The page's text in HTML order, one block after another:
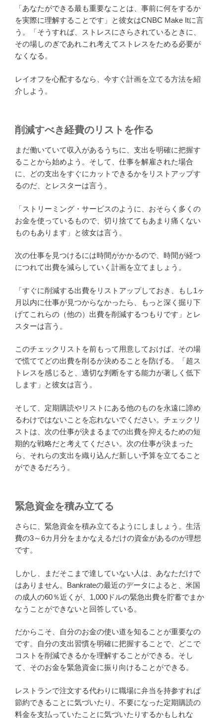
「あなたができる最も重要なことは、事前に何をするか
を実際に理解することです」と彼女はCNBC Make Itに言
う。「そうすれば、ストレスにさらされているときに、
その場しのぎであれこれ考えてストレスをためる必要が
なくなる。
レイオフを心配するなら、今すぐ計画を立てる方法を紹
介しよう。
削減すべき経費のリストを作る
まだ働いていて収入があるうちに、支出を明確に把握す
ることから始めよう。そして、仕事を解雇された場合
に、どの支出をすぐにカットできるかをリストアップす
るのだ、とレスターは言う。
「ストリーミング・サービスのように、おそらく多くの
お金を使っているもので、切り捨ててもあまり痛くない
ものもあります」と彼女は言う。
次の仕事を見つけるには時間がかかるので、時間が経つ
につれて出費を減らしていく計画を立てましょう。
「すぐに削減する出費をリストアップしておき、もし1ヶ
月以内に仕事が見つからなかったら、もっと深く掘り下
げてこれらの（他の）出費を削減するつもりです」とレ
スターは言う。
このチェックリストを前もって用意しておけば、その場
で慌ててどの出費を削るか決めることを防げる。「超ス
トレスを感じると、適切な判断をする能力が著しく低下
します」と彼女は言う。
そして、定期購読やリストにある他のものを永遠に諦め
るわけではないことを忘れないでください。チェックリ
ストは、次の仕事が決まるまでの出費を抑えるための短
期的な戦略だと考えてください。次の仕事が決まった
ら、それらの支出を織り込んだ新しい予算を立てること
ができるだろう。
緊急資金を積み立てる
さらに、緊急資金を積み立てるようにしましょう。生活
費の3～6カ月分をまかなえるだけの資金があるのが理想
です。
しかし、まだそこまで達していない人は、あなただけで
はありません。Bankrateの最近のデータによると、米国
の成人の60％近くが、1,000ドルの緊急出費を貯蓄でまか
なうことができないと回答している。
だからこそ、自分のお金の使い道を知ることが重要なの
です。自分の支出習慣を明確に把握することで、どこで
コストを削減できるかを理解することができる。そし
て、そのお金を緊急資金に振り向けることができる。
レストランで注文する代わりに職場に弁当を持参すれば
節約できることに気づいたり、不要になった定期購読の
料金を支払っていたことに気づいたりするかもしれな